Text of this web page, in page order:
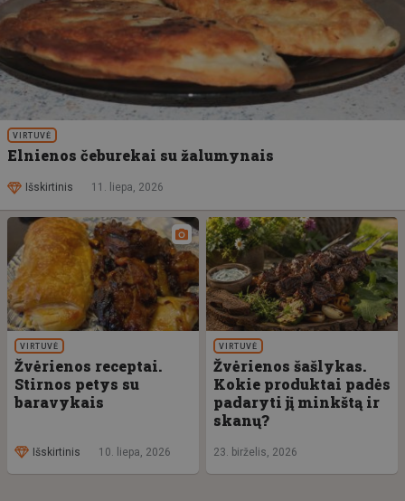
VIRTUVĖ
Elnienos čeburekai su žalumynais
Išskirtinis 11. liepa, 2026
VIRTUVĖ
Žvėrienos receptai.
Stirnos petys su
baravykais
Išskirtinis 10. liepa, 2026
VIRTUVĖ
Žvėrienos šašlykas.
Kokie produktai padės
padaryti jį minkštą ir
skanų?
23. birželis, 2026